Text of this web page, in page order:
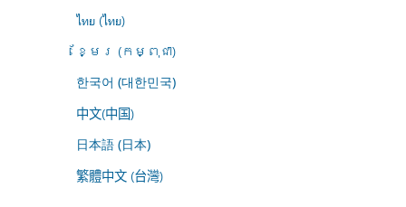
ไทย (ไทย)
ខ្មែរ (កម្ពុជា)
한국어 (대한민국)
中文(中国)
日本語 (日本)
繁體中文 (台灣)